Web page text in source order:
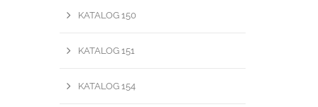
KATALOG 150
KATALOG 151
KATALOG 154